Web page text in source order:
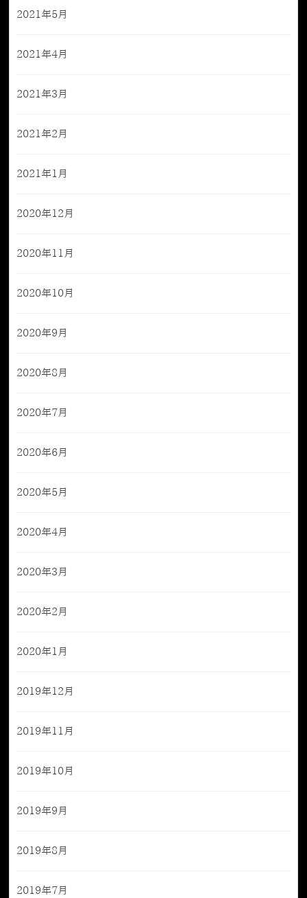
2021年5月
2021年4月
2021年3月
2021年2月
2021年1月
2020年12月
2020年11月
2020年10月
2020年9月
2020年8月
2020年7月
2020年6月
2020年5月
2020年4月
2020年3月
2020年2月
2020年1月
2019年12月
2019年11月
2019年10月
2019年9月
2019年8月
2019年7月